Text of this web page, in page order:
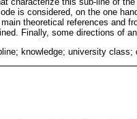
is considered, on the one
theoretical references and
Finally, some directions of
knowledge; university class;